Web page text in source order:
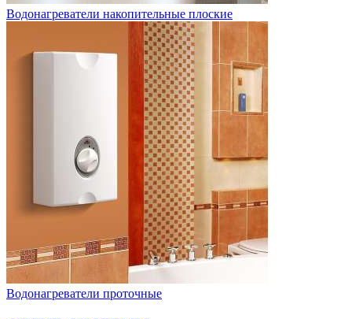
Водонагреватели накопительные плоские
Водонагреватели проточные